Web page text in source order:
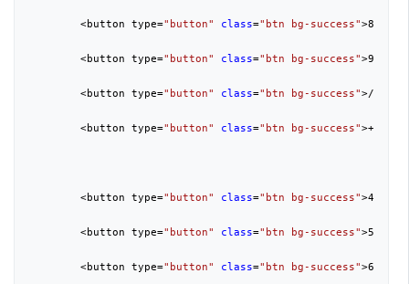
        <button type=
"button" class="btn bg-success">8
        <button type=
"button" class="btn bg-success">9
        <button type=
"button" class="btn bg-success">/</
        <button type=
"button" class="btn bg-success">+</
        <button type=
"button" class="btn bg-success">4
        <button type=
"button" class="btn bg-success">5
        <button type=
"button" class="btn bg-success">6